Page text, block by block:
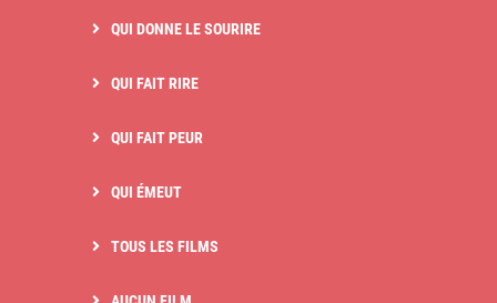
QUI DONNE LE SOURIRE
QUI FAIT RIRE
QUI FAIT PEUR
QUI ÉMEUT
TOUS LES FILMS